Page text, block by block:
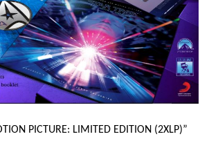
PICTURE: LIMITED EDITION (2XLP)”